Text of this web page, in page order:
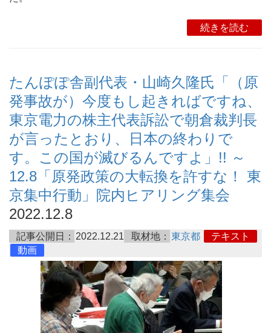
続きを読む
たんぽぽ舎副代表・山崎久隆氏「（原
発事故が）今度もし起きればですね、
東京電力の株主代表訴訟で朝倉裁判長
が言ったとおり、日本の終わりで
す。この国が滅びるんですよ」!! ～
12.8「原発政策の大転換を許すな！ 東
京集中行動」院内ヒアリング集会
2022.12.8
記事公開日： 2022.12.21 取材地： 東京都
テキスト
動画